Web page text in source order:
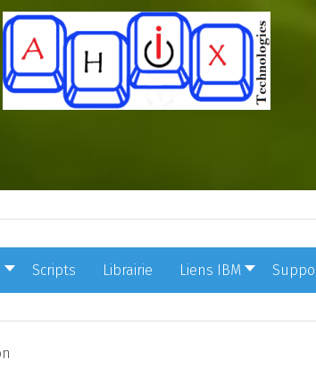
Scripts Librairie Liens IBM